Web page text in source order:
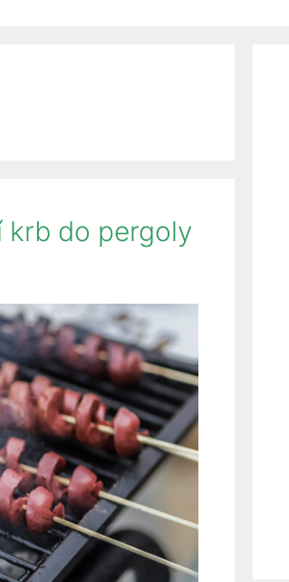
krb do pergoly